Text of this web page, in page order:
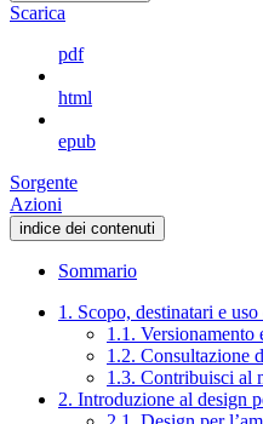
Scarica
pdf
html
epub
Sorgente
Azioni
indice dei contenuti
Sommario
1. Scopo, destinatari e
1.1. Versionamento
1.2. Consultazione
1.3. Contribuisci al
2. Introduzione al design